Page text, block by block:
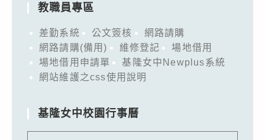
教職員專區
差勤系統 公文簽核
網路請購
網路請購(備用)
維修登記
場地借用
場地借用申請單
基隆女中Newplus系統
網站維護之css使用說明
基隆女中校園行事曆